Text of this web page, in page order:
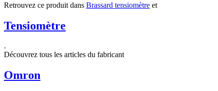
Retrouvez ce produit dans Brassard tensiomètre et
Tensiomètre
.
Découvrez tous les articles du fabricant
Omron